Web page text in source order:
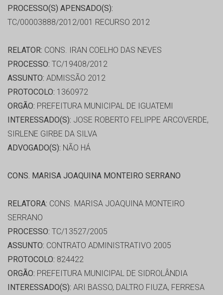
PROCESSO(S) APENSADO(S):
TC/00003888/2012/001 RECURSO 2012
RELATOR: CONS. IRAN COELHO DAS NEVES
PROCESSO: TC/19408/2012
ASSUNTO: ADMISSÃO 2012
PROTOCOLO: 1360972
ORGÃO: PREFEITURA MUNICIPAL DE IGUATEMI
INTERESSADO(S): JOSE ROBERTO FELIPPE ARCOVERDE,
SIRLENE GIRBE DA SILVA
ADVOGADO(S): NÃO HÁ
CONS. MARISA JOAQUINA MONTEIRO SERRANO
RELATORA: CONS. MARISA JOAQUINA MONTEIRO
SERRANO
PROCESSO: TC/13527/2005
ASSUNTO: CONTRATO ADMINISTRATIVO 2005
PROTOCOLO: 824422
ORGÃO: PREFEITURA MUNICIPAL DE SIDROLÂNDIA
INTERESSADO(S): ARI BASSO, DALTRO FIUZA, FERRESA